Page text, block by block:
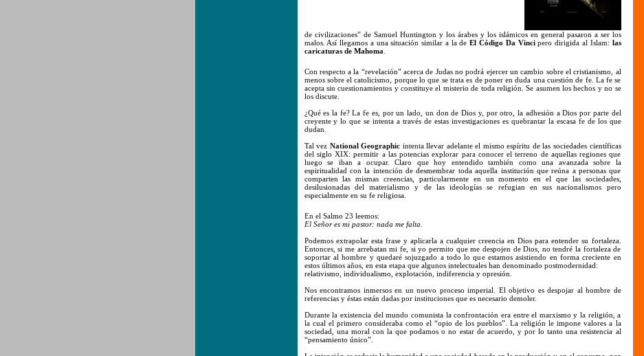
de civilizaciones” de Samuel Huntington y los árabes y los islámicos en general pasaron a ser los
malos. Así llegamos a una situación similar a la deEl Código Da Vincipero dirigida al Islam: las
caricaturas de Mahoma
Con respecto a la “revelación” acerca de Judas no podrá ejercer un cambio sobre el cristianismo, al
menos sobre el catolicismo, porque lo que se trata es de poner en duda una cuestión de fe. La fe se
acepta sin cuestionamientos y constituye el misterio de toda religión. Se asumen los hechos y no se
los discute.
¿Qué es la fe? La fe es, por un lado, un don de Dios y, por otro, la adhesión a Dios por parte del
creyente y lo que se intenta a través de estas investigaciones es quebrantar la escasa fe de los que
dudan.
Tal vez National Geographic intenta llevar adelante el mismo espíritu de las sociedades científicas
del siglo XIX: permitir a las potencias explorar para conocer el terreno de aquellas regiones que
luego se iban a ocupar. Claro que hoy entendido también como una avanzada sobre la
espiritualidad con la intención de desmembrar toda aquella institución que reúna a personas que
comparten las mismas creencias, particularmente en un momento en el que las sociedades,
desilusionadas del materialismo y de las ideologías se refugian en sus nacionalismos pero
especialmente en su fe religiosa.
En el Salmo 23 leemos:
El Señor es mi pastor: nada me falta.
Podemos extrapolar esta frase y aplicarla a cualquier creencia en Dios para entender su fortaleza.
Entonces, si me arrebatan mi fe, si yo permito que me despojen de Dios, no tendré la fortaleza de
soportar al hombre y quedaré sojuzgado a todo lo que estamos asistiendo en forma creciente en
estos últimos años, en esta etapa que algunos intelectuales han denominado postmodernidad:
relativismo, individualismo, explotación, indiferencia y opresión.
Nos encontramos inmersos en un nuevo proceso imperial. El objetivo es despojar al hombre de
referencias y éstas están dadas por instituciones que es necesario demoler.
Durante la existencia del mundo comunista la confrontación era entre el marxismo y la religión, a
la cual el primero consideraba como el “opio de los pueblos”. La religión le impone valores a la
sociedad, una moral con la que podamos o no estar de acuerdo, y por lo tanto una resistencia al
“pensamiento único”.